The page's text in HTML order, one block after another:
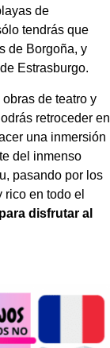
de
tendrás que
de Borgoña, y
Estrasburgo.
de teatro y
retroceder en
una inmersión
del inmenso
pasando por los
en todo el
disfrutar al